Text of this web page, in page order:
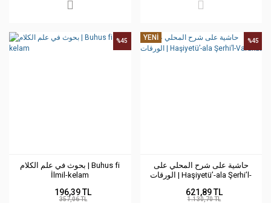
بحوث في علم الكلام | Buhus fi
İlmil-kelam
%45
196,39 TL
357,06 TL
YENİ
حاشية على شرح المحلي على
الورقات | Haşiyetü’-ala Şerhi’l-
%45
621,89 TL
1.130,70 TL